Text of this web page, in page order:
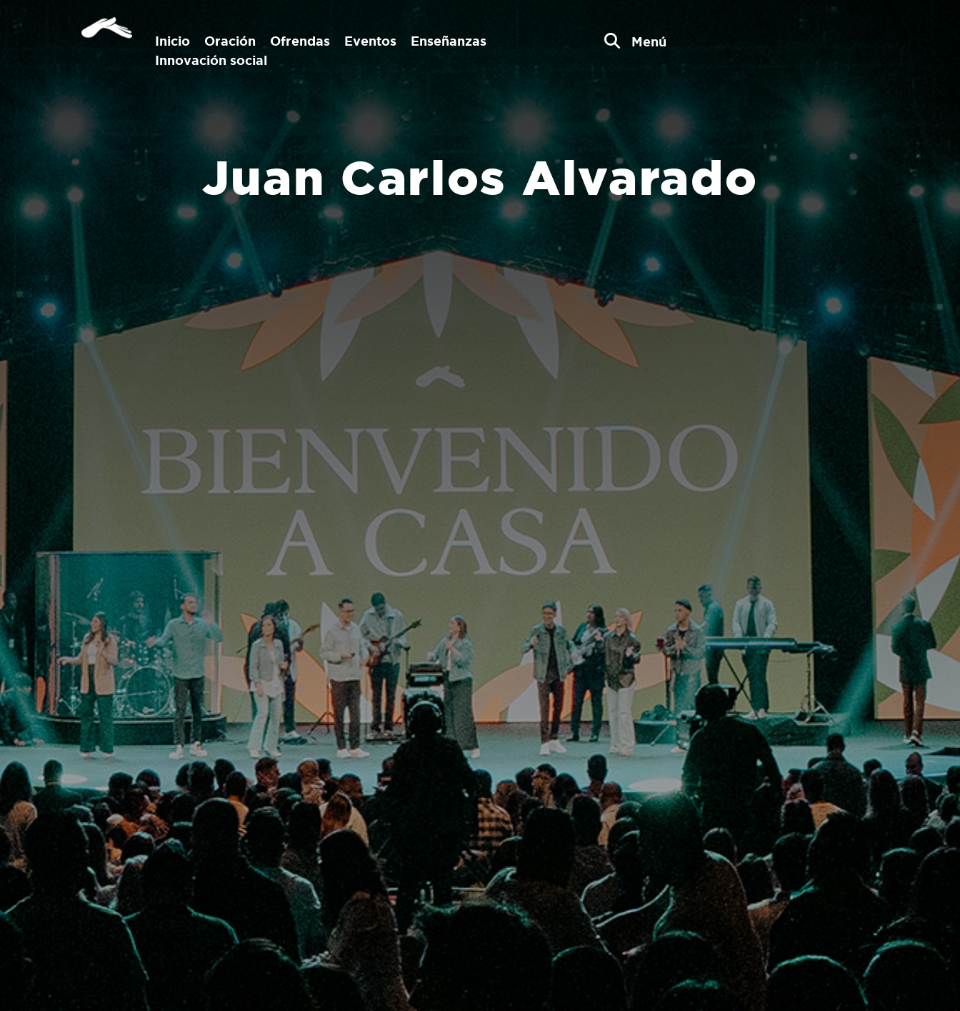
Inicio Oración Ofrendas Eventos
Enseñanzas
Innovación social
Menú
Juan Carlos Alvarado